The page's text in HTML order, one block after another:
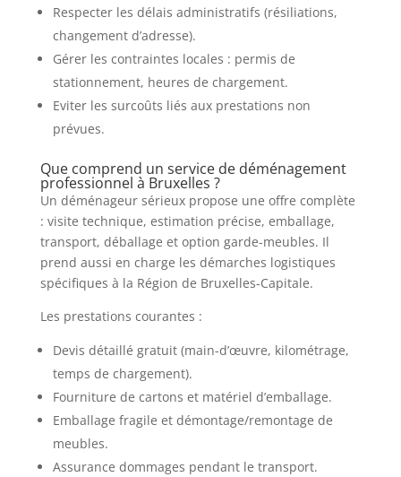
Respecter les délais administratifs (résiliations,
changement d’adresse).
Gérer les contraintes locales : permis de
stationnement, heures de chargement.
Eviter les surcoûts liés aux prestations non
prévues.
Que comprend un service de déménagement
professionnel à Bruxelles ?
Un déménageur sérieux propose une offre complète
: visite technique, estimation précise, emballage,
transport, déballage et option garde-meubles. Il
prend aussi en charge les démarches logistiques
spécifiques à la Région de Bruxelles-Capitale.
Les prestations courantes :
Devis détaillé gratuit (main-d’œuvre, kilométrage,
temps de chargement).
Fourniture de cartons et matériel d’emballage.
Emballage fragile et démontage/remontage de
meubles.
Assurance dommages pendant le transport.